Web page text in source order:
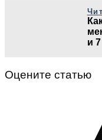
и 7
Оцените статью